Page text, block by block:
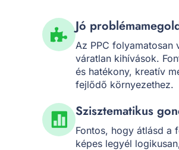
Jó
Az PPC folyamatosan
váratlan kihívások.
és hatékony, kreatív
fejlődő környezethez.
Szisztematikus
Fontos, hogy átlásd a
képes legyél